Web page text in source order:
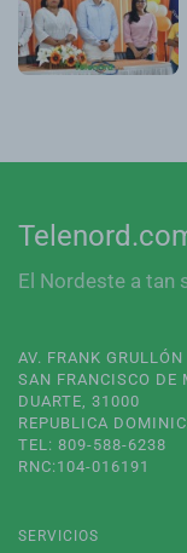
El Nordeste a tan
AV. FRANK
SAN FRANCISCO DE
DUARTE, 31000
REPUBLICA
TEL: 809-588-6238
RNC:104-016191
SERVICIOS